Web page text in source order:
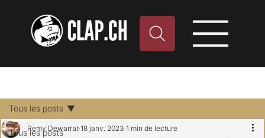
Tous les posts
Tous les posts
Remy Dewarrat 18 janv. 2023 1 min de lecture